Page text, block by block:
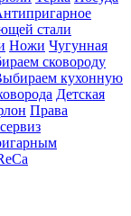
стали
Ножи Чугунная
сковороду
кухонную
Детская
Права